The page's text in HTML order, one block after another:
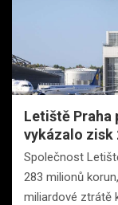
Letiště Praha
vykázalo zisk
Společnost
283 milionů
miliardové ztrátě